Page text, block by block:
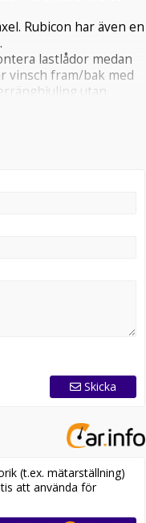
Rubicon har även en
lastlådor medan
vinsch fram/bak med
utan
Skicka
(t.ex. mätarställning)
att använda för